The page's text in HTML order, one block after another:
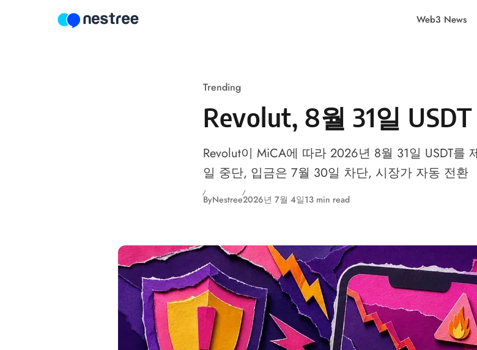
Web3 News
Trending
Revolut, 8월 31일
Revolut이 MiCA에 따라 2026년 8월 31일 USDT를
일 중단, 입금은 7월 30일 차단, 시장가 자동 전환
ByNestree2026년 7월 4일13 min read